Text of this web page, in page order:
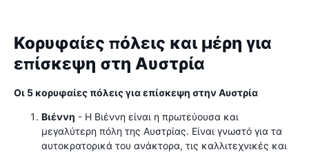
Κορυφαίες πόλεις και μέρη για
επίσκεψη στη Αυστρία
Οι 5 κορυφαίες πόλεις για επίσκεψη στην Αυστρία
Βιέννη - Η Βιέννη είναι η πρωτεύουσα και
μεγαλύτερη πόλη της Αυστρίας. Είναι γνωστό για τα
αυτοκρατορικά του ανάκτορα, τις καλλιτεχνικές και